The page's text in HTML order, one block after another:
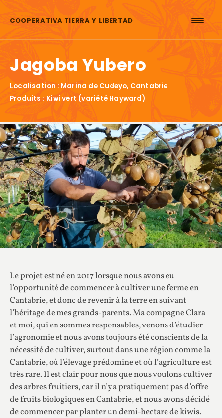
COOPERATIVA TIERRA Y LIBERTAD
Jagoba Yubero
Localisation : Marina de Cudeyo, Cantabrie
Produits : Kiwi vert (variété Hayward)
Le projet est né en 2017 lorsque nous avons eu
l’opportunité de commencer à cultiver une ferme en
Cantabrie, et donc de revenir à la terre en suivant
l’héritage de mes grands-parents. Ma compagne Clara
et moi, qui en sommes responsables, venons d’étudier
l’agronomie et nous avons toujours été conscients de la
nécessité de cultiver, surtout dans une région comme la
Cantabrie, où l’élevage prédomine et où l’agriculture est
très rare. Il est clair pour nous que nous voulons cultiver
des arbres fruitiers, car il n’y a pratiquement pas d’offre
de fruits biologiques en Cantabrie, et nous avons décidé
de commencer par planter un demi-hectare de kiwis.